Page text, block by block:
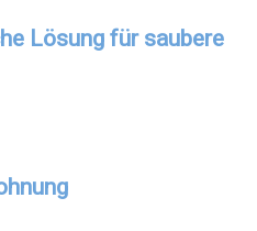
Lösung für saubere